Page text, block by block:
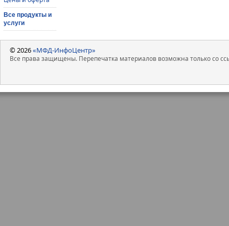
Все продукты и
услуги
© 2026«МФД-ИнфоЦентр»
Все права защищены. Перепечатка материалов возможна только со